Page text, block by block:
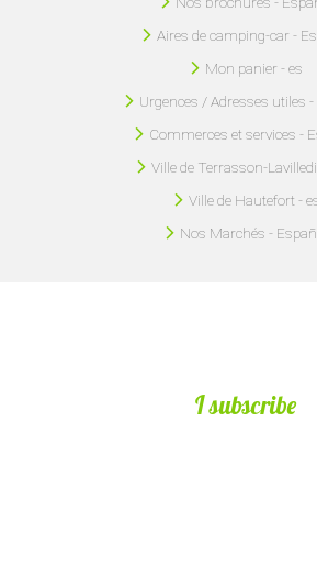
Aires de camping-car -
Mon panier - es
Urgences / Adresses utiles
Commerces et services -
Ville de Terrasson-
Ville de Hautefort -
Nos Marchés -
I subscribe